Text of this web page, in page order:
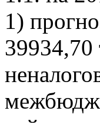
1)
39934,70